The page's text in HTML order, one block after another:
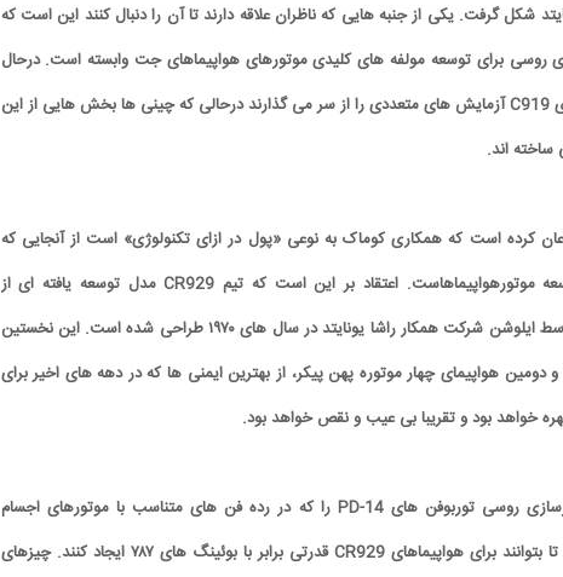
شکل گرفت. یکی از جنبه هایی که ناظران علاقه دارند تا آن را دنبال کنند این است که
روسی برای توسعه مولفه های کلیدی موتورهای هواپیماهای جت وابسته است. درحال
حاضر هواپیمای تک راهروی C919 آزمایش های متعددی را از سر می گذارند درحالی که چینی ها بخش هایی از این
ساخته اند.
کرده است که همکاری کوماک به نوعی «پول در ازای تکنولوژی» است از آنجایی که
شریک روسی مسئول توسعه موتورهواپیماهاست. اعتقاد بر این است که تیم CR929 مدل توسعه یافته ای از
ایلیوشن – ۸۶ است که توسط ایلوشن شرکت همکار راشا یونایتد در سال های ۱۹۷۰ طراحی شده است. این نخستین
دومین هواپیمای چهار موتوره پهن پیکر، از بهترین ایمنی ها که در دهه های اخیر برای
خواهد بود و تقریبا بی عیب و نقص خواهد بود.
آویادویگاتل، شرکت موتورسازی روسی توربوفن های PD-14 را که در رده فن های متناسب با موتورهای اجسام
سنگین هستند تولید کرده تا بتوانند برای هواپیماهای CR929 قدرتی برابر با بوئینگ های ۷۸۷ ایجاد کنند. چیزهای